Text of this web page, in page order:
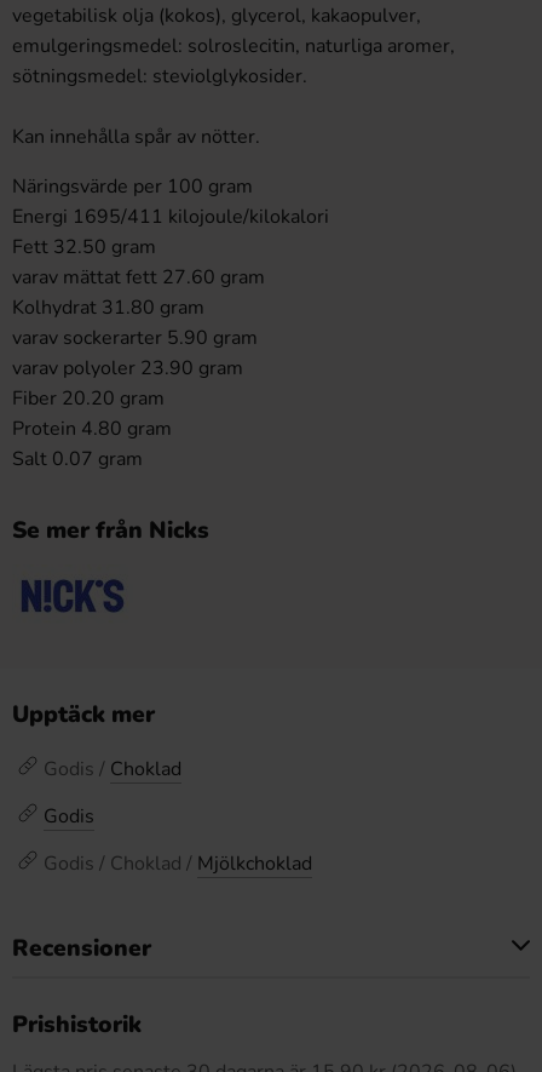
vegetabilisk olja (kokos), glycerol, kakaopulver,
emulgeringsmedel: solroslecitin, naturliga aromer,
sötningsmedel: steviolglykosider.
Kan innehålla spår av nötter.
Näringsvärde per 100 gram
Energi 1695/411 kilojoule/kilokalori
Fett 32.50 gram
varav mättat fett 27.60 gram
Kolhydrat 31.80 gram
varav sockerarter 5.90 gram
varav polyoler 23.90 gram
Fiber 20.20 gram
Protein 4.80 gram
Salt 0.07 gram
Se mer från Nicks
Upptäck mer
Godis / Choklad
Godis
Godis / Choklad / Mjölkchoklad
Recensioner
Prishistorik